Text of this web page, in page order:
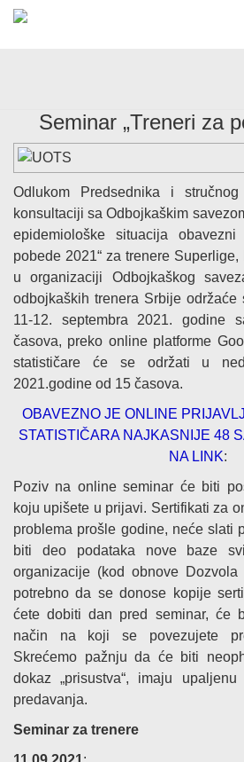
Seminar „Treneri za
Odlukom Predsednika i
konsultaciji sa Odbojkaškim
epidemiološke situacija
pobede 2021“ za trenere
u organizaciji Odbojkaškog
odbojkaških trenera Srbije
11-12. septembra 2021. godine
časova, preko online platforme
statističare će se održati u
2021.godine od 15 časova.
OBAVEZNO JE ONLINE
STATISTIČARA NAJKASNIJE 48
NA LINK:
Poziv na online seminar će biti
koju upišete u prijavi. Sertifikati za
problema prošle godine, neće slati
biti deo podataka nove baze
organizacije (kod obnove
potrebno da se donose kopije
ćete dobiti dan pred seminar, će
način na koji se povezujete
Skrećemo pažnju da će biti
dokaz „prisustva“, imaju
predavanja.
Seminar za trenere